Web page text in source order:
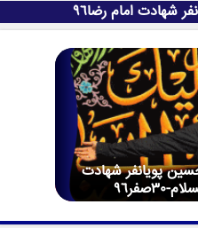
شهادت امام رضا96
پویانفر شهادت